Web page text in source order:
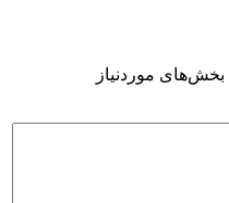
بخش‌های موردنیاز